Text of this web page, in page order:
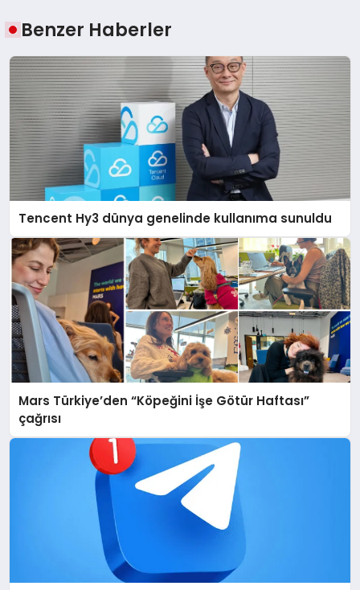
Benzer Haberler
Tencent Hy3 dünya genelinde kullanıma sunuldu
Mars Türkiye’den “Köpeğini İşe Götür Haftası”
çağrısı